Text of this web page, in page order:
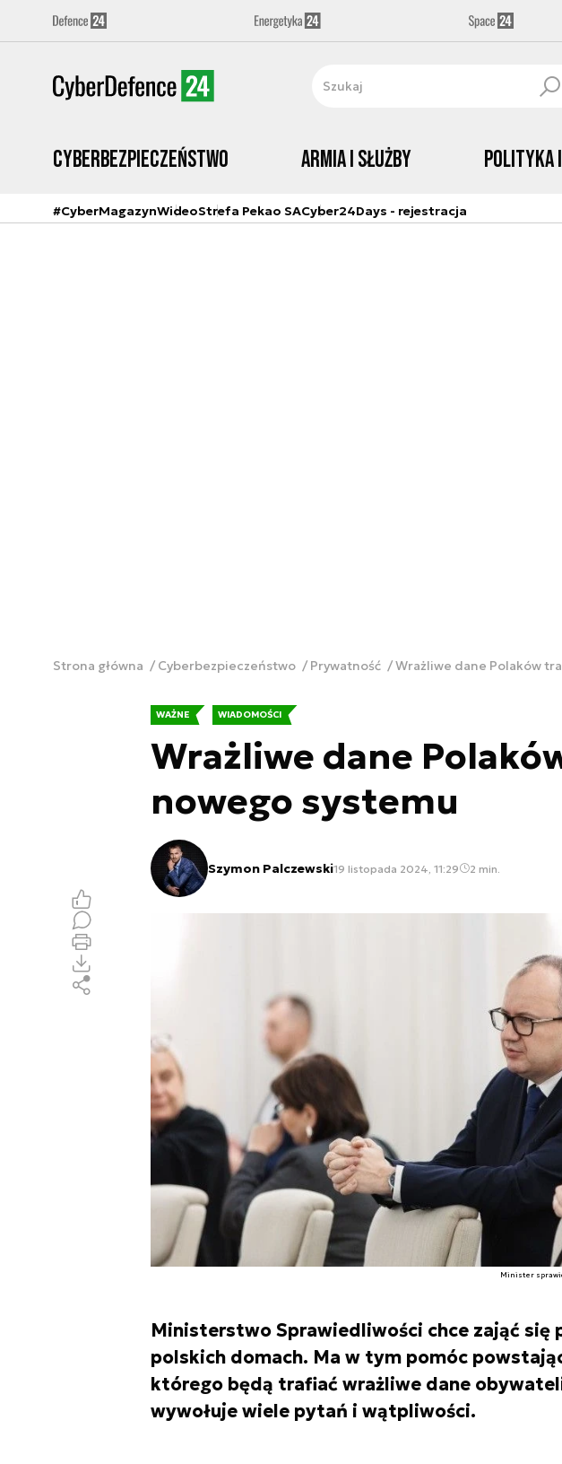
Cyberbezpieczeństwo Armia i Służby Polityka
#CyberMagazynWideoStrefa Pekao SACyber24Days - rejestracja
Strona główna Cyberbezpieczeństwo Prywatność Wrażliwe dane Polaków
WAŻNE WIADOMOŚCI
Wrażliwe dane
nowego systemu
Szymon Palczewski19 listopada 2024, 11:29 2 min.
Minister
Ministerstwo Sprawiedliwości chce zająć się
polskich domach. Ma w tym pomóc
którego będą trafiać wrażliwe dane
wywołuje wiele pytań i wątpliwości.